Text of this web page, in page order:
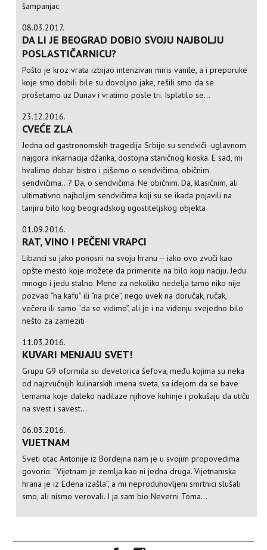
šampanjac
08.03.2017.
DA LI JE BEOGRAD DOBIO SVOJU NAJBOLJU
POSLASTIČARNICU?
Pošto je kroz vrata izbijao intenzivan miris vanile, a i preporuke
koje smo dobili bile su dovoljno jake, rešili smo da se
prošetamo uz Dunav i vratimo posle tri. Isplatilo se...
23.12.2016.
CVEĆE ZLA
Jedna od gastronomskih tragedija Srbije su sendviči -uglavnom
najgora inkarnacija džanka, dostojna staničnog kioska. E sad, mi
hvalimo dobar bistro i pišemo o sendvičima, običnim
sendvičima...? Da, o sendvičima. Ne običnim. Da, klasičnim, ali
ultimativno najboljim sendvičima koji su se ikada pojavili na
tanjiru bilo kog beogradskog ugostiteljskog objekta
01.09.2016.
RAT, VINO I PEČENI VRAPCI
Libanci su jako ponosni na svoju hranu – iako ovo zvuči kao
opšte mesto koje možete da primenite na bilo koju naciju. Jedu
mnogo i jedu stalno. Mene za nekoliko nedelja tamo niko nije
pozvao “na kafu” ili “na piće”, nego uvek na doručak, ručak,
večeru ili samo “da se vidimo”, ali je i na viđenju svejedno bilo
nešto za zameziti
11.03.2016.
KUVARI MENJAJU SVET!
Grupu G9 oformila su devetorica šefova, među kojima su neka
od najzvučnijih kulinarskih imena sveta, sa idejom da se bave
temama koje daleko nadilaze njihove kuhinje i pokušaju da utiču
na svest i savest...
06.03.2016.
VIJETNAM
Sveti otac Antonije iz Bordejna nam je u svojim propovedima
govorio: “Vijetnam je zemlja kao ni jedna druga. Vijetnamska
hrana je iz Edena izašla”, a mi neproduhovljeni smrtnici slušali
smo, ali nismo verovali. I ja sam bio Neverni Toma...